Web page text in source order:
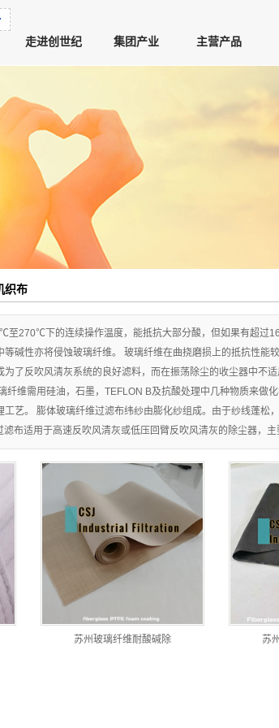
走进创世纪 集团产业 主营产品
织布
至270℃下的连续操作温度，能抵抗大部分酸，但如果有超过
碱性亦将侵蚀玻璃纤维。 玻璃纤维在曲挠磨损上的抵抗性能
了反吹风清灰系统的良好滤料，而在振荡除尘的收尘器中不
纤维需用硅油，石墨，TEFLON B及抗酸处理中几种物质来做
艺。 膨体玻璃纤维过滤布纬纱由膨化纱组成。由于纱线蓬
布适用于高速反吹风清灰或低压回臂反吹风清灰的除尘器，主
苏州玻璃纤维耐酸碱除 苏